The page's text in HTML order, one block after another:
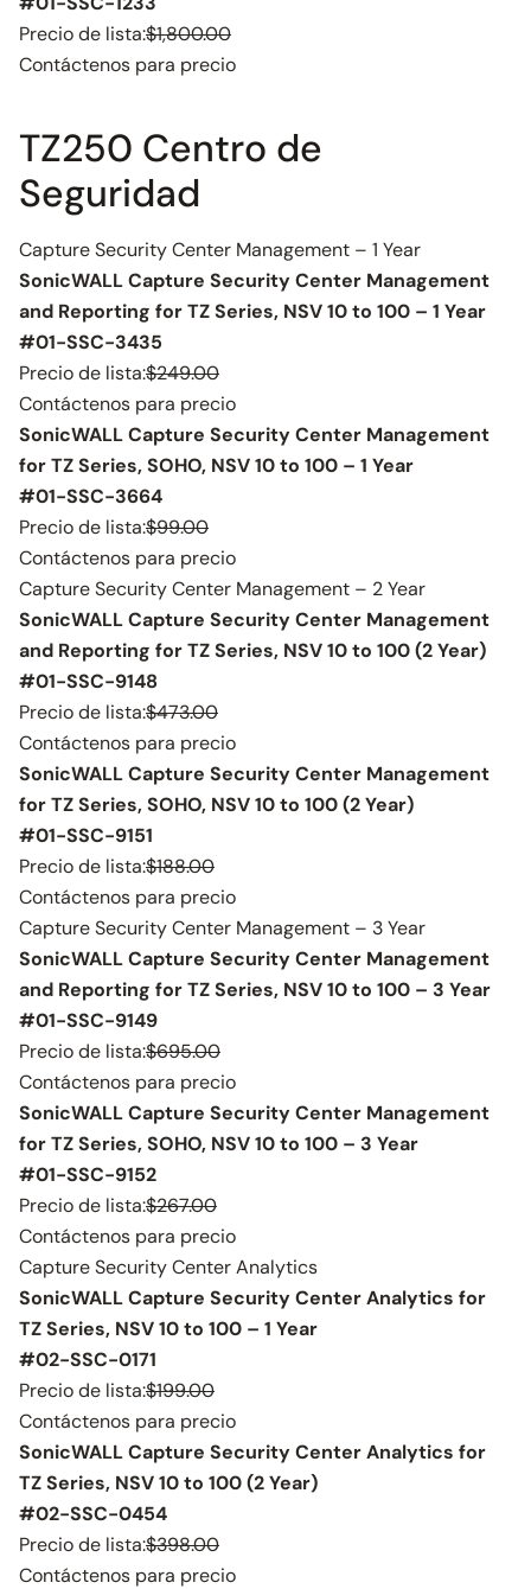
Precio de lista:$1,800.00
Contáctenos para precio
TZ250 Centro de
Seguridad
Capture Security Center Management – 1 Year
SonicWALL Capture Security Center Management
and Reporting for TZ Series, NSV 10 to 100 – 1 Year
#01-SSC-3435
Precio de lista:$249.00
Contáctenos para precio
SonicWALL Capture Security Center Management
for TZ Series, SOHO, NSV 10 to 100 – 1 Year
#01-SSC-3664
Precio de lista:$99.00
Contáctenos para precio
Capture Security Center Management – 2 Year
SonicWALL Capture Security Center Management
and Reporting for TZ Series, NSV 10 to 100 (2 Year)
#01-SSC-9148
Precio de lista:$473.00
Contáctenos para precio
SonicWALL Capture Security Center Management
for TZ Series, SOHO, NSV 10 to 100 (2 Year)
#01-SSC-9151
Precio de lista:$188.00
Contáctenos para precio
Capture Security Center Management – 3 Year
SonicWALL Capture Security Center Management
and Reporting for TZ Series, NSV 10 to 100 – 3 Year
#01-SSC-9149
Precio de lista:$695.00
Contáctenos para precio
SonicWALL Capture Security Center Management
for TZ Series, SOHO, NSV 10 to 100 – 3 Year
#01-SSC-9152
Precio de lista:$267.00
Contáctenos para precio
Capture Security Center Analytics
SonicWALL Capture Security Center Analytics for
TZ Series, NSV 10 to 100 – 1 Year
#02-SSC-0171
Precio de lista:$199.00
Contáctenos para precio
SonicWALL Capture Security Center Analytics for
TZ Series, NSV 10 to 100 (2 Year)
#02-SSC-0454
Precio de lista:$398.00
Contáctenos para precio